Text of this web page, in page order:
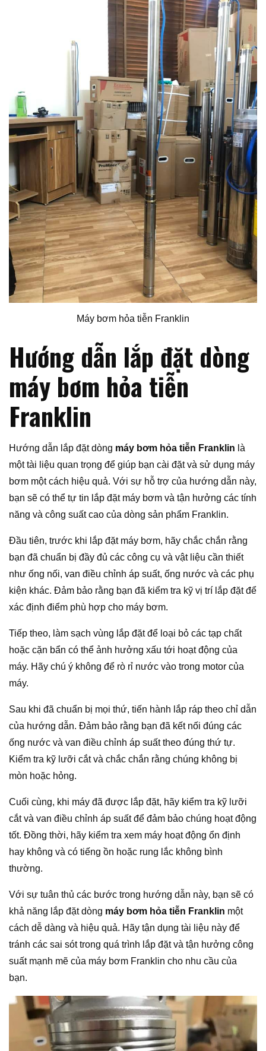
Máy bơm hỏa tiễn Franklin
Hướng dẫn lắp đặt dòng
máy bơm hỏa tiễn
Franklin
Hướng dẫn lắp đặt dòng máy bơm hỏa tiễn Franklin là
một tài liệu quan trọng để giúp bạn cài đặt và sử dụng máy
bơm một cách hiệu quả. Với sự hỗ trợ của hướng dẫn này,
bạn sẽ có thể tự tin lắp đặt máy bơm và tận hưởng các tính
năng và công suất cao của dòng sản phẩm Franklin.
Đầu tiên, trước khi lắp đặt máy bơm, hãy chắc chắn rằng
bạn đã chuẩn bị đầy đủ các công cụ và vật liệu cần thiết
như ống nối, van điều chỉnh áp suất, ống nước và các phụ
kiện khác. Đảm bảo rằng bạn đã kiểm tra kỹ vị trí lắp đặt để
xác định điểm phù hợp cho máy bơm.
Tiếp theo, làm sạch vùng lắp đặt để loại bỏ các tạp chất
hoặc cặn bẩn có thể ảnh hưởng xấu tới hoạt động của
máy. Hãy chú ý không để rò rỉ nước vào trong motor của
máy.
Sau khi đã chuẩn bị mọi thứ, tiến hành lắp ráp theo chỉ dẫn
của hướng dẫn. Đảm bảo rằng bạn đã kết nối đúng các
ống nước và van điều chỉnh áp suất theo đúng thứ tự.
Kiểm tra kỹ lưỡi cắt và chắc chắn rằng chúng không bị
mòn hoặc hỏng.
Cuối cùng, khi máy đã được lắp đặt, hãy kiểm tra kỹ lưỡi
cắt và van điều chỉnh áp suất để đảm bảo chúng hoạt động
tốt. Đồng thời, hãy kiểm tra xem máy hoạt động ổn định
hay không và có tiếng ồn hoặc rung lắc không bình
thường.
Với sự tuân thủ các bước trong hướng dẫn này, bạn sẽ có
khả năng lắp đặt dòng máy bơm hỏa tiễn Franklin một
cách dễ dàng và hiệu quả. Hãy tận dụng tài liệu này để
tránh các sai sót trong quá trình lắp đặt và tận hưởng công
suất mạnh mẽ của máy bơm Franklin cho nhu cầu của
bạn.